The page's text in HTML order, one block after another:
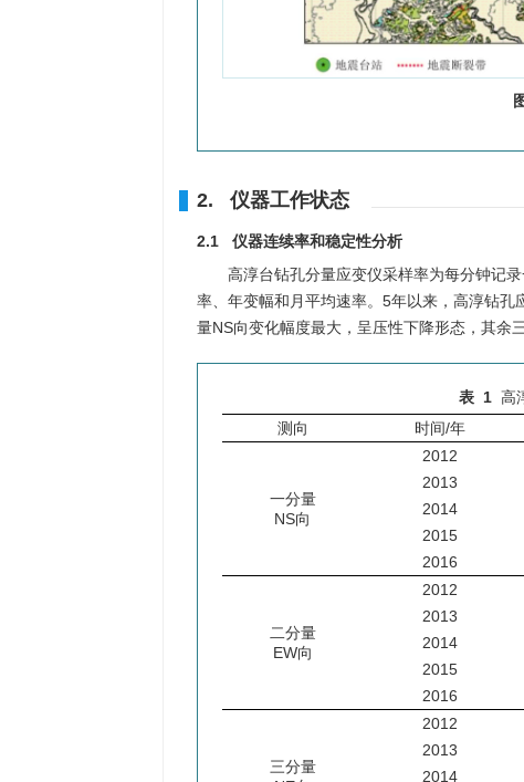
2. 仪器工作状态
2.1 仪器连续率和稳定性分析
高淳台钻孔分量应变仪采样率为每分钟记录
率、年变幅和月平均速率。5年以来，高淳钻
量NS向变化幅度最大，呈压性下降形态，其余
表 1 高
测向
时间/年
一分量
NS向
2012
2013
2014
2015
2016
二分量
EW向
2012
2013
2014
2015
2016
三分量
2012
2013
2014